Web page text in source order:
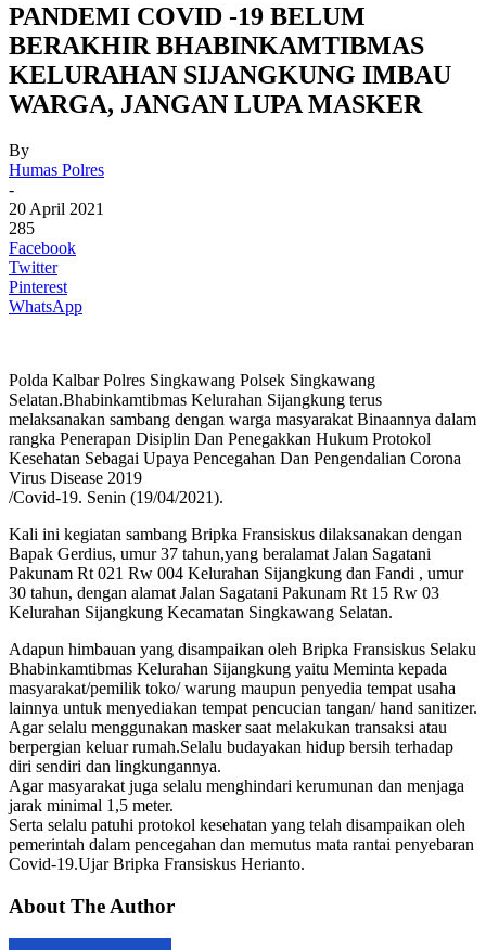
PANDEMI COVID -19 BELUM
BERAKHIR BHABINKAMTIBMAS
KELURAHAN SIJANGKUNG IMBAU
WARGA, JANGAN LUPA MASKER
By
Humas Polres
-
20 April 2021
285
Facebook
Twitter
Pinterest
WhatsApp
Polda Kalbar Polres Singkawang Polsek Singkawang
Selatan.Bhabinkamtibmas Kelurahan Sijangkung terus
melaksanakan sambang dengan warga masyarakat Binaannya dalam
rangka Penerapan Disiplin Dan Penegakkan Hukum Protokol
Kesehatan Sebagai Upaya Pencegahan Dan Pengendalian Corona
Virus Disease 2019
/Covid-19. Senin (19/04/2021).
Kali ini kegiatan sambang Bripka Fransiskus dilaksanakan dengan
Bapak Gerdius, umur 37 tahun,yang beralamat Jalan Sagatani
Pakunam Rt 021 Rw 004 Kelurahan Sijangkung dan Fandi , umur
30 tahun, dengan alamat Jalan Sagatani Pakunam Rt 15 Rw 03
Kelurahan Sijangkung Kecamatan Singkawang Selatan.
Adapun himbauan yang disampaikan oleh Bripka Fransiskus Selaku
Bhabinkamtibmas Kelurahan Sijangkung yaitu Meminta kepada
masyarakat/pemilik toko/ warung maupun penyedia tempat usaha
lainnya untuk menyediakan tempat pencucian tangan/ hand sanitizer.
Agar selalu menggunakan masker saat melakukan transaksi atau
berpergian keluar rumah.Selalu budayakan hidup bersih terhadap
diri sendiri dan lingkungannya.
Agar masyarakat juga selalu menghindari kerumunan dan menjaga
jarak minimal 1,5 meter.
Serta selalu patuhi protokol kesehatan yang telah disampaikan oleh
pemerintah dalam pencegahan dan memutus mata rantai penyebaran
Covid-19.Ujar Bripka Fransiskus Herianto.
About The Author